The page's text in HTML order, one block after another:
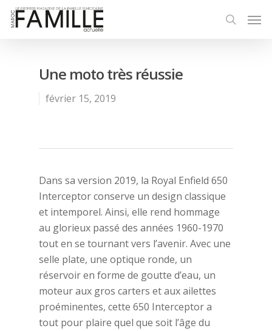
Une moto très réussie
février 15, 2019
Dans sa version 2019, la Royal Enfield 650
Interceptor conserve un design classique
et intemporel. Ainsi, elle rend hommage
au glorieux passé des années 1960-1970
tout en se tournant vers l’avenir. Avec une
selle plate, une optique ronde, un
réservoir en forme de goutte d’eau, un
moteur aux gros carters et aux ailettes
proéminentes, cette 650 Interceptor a
tout pour plaire quel que soit l’âge du